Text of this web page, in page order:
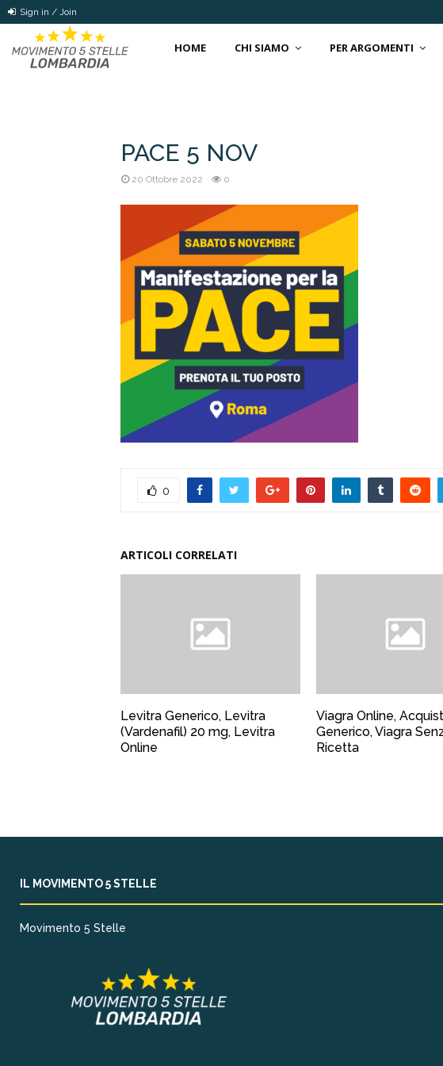
Sign in / Join
HOME CHI SIAMO PER ARGOMENTI
PACE 5 NOV
20 Ottobre 2022 0
0
ARTICOLI CORRELATI
Levitra Generico, Levitra
(Vardenafil) 20 mg, Levitra
Online
Viagra Online,
Generico, Viagra
Ricetta
IL MOVIMENTO 5 STELLE
Movimento 5 Stelle